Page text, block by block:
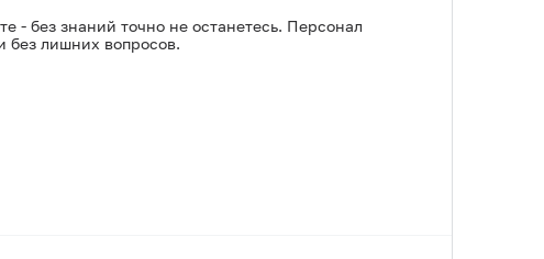
- без знаний точно не останетесь. Персонал
без лишних вопросов.